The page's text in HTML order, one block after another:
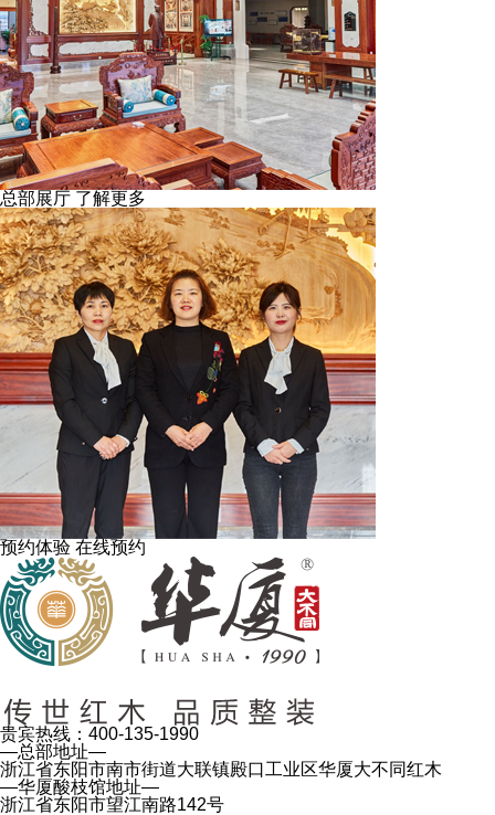
总部展厅 了解更多
预约体验 在线预约
贵宾热线： 400-135-1990
—总部地址—
浙江省东阳市南市街道大联镇殿口工业区华厦大不同红木
—华厦酸枝馆地址—
浙江省东阳市望江南路142号